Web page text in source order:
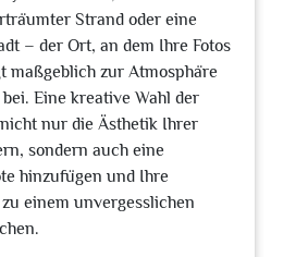
Strand oder eine
– der Ort, an dem Ihre Fotos
maßgeblich zur Atmosphäre
Eine kreative Wahl der
nur die Ästhetik Ihrer
sondern auch eine
hinzufügen und Ihre
einem unvergesslichen